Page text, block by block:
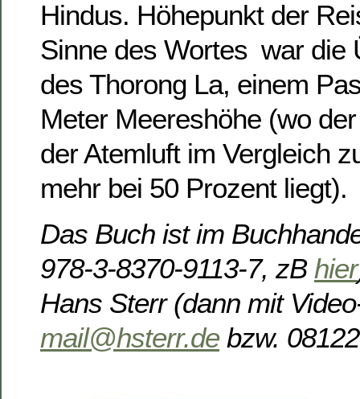
Hindus. Höhepunkt der
Sinne des Wortes  war
des Thorong La, einem
Meter Meereshöhe (wo
der Atemluft im Vergleich
mehr bei 50 Prozent liegt).
Das Buch ist im
978-3-8370-9113-7, zB hier
Hans Sterr (dann mit
mail@hsterr.debzw.